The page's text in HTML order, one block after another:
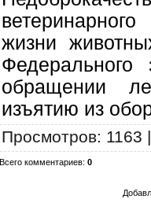
жизни
обращении
изъятию из
Просмотров: 1163
Всего комментариев:0